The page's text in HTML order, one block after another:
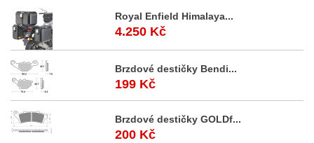
Royal Enfield Himalaya...
4.250 Kč
Brzdové destičky Bendi...
199 Kč
Brzdové destičky GOLDf...
200 Kč